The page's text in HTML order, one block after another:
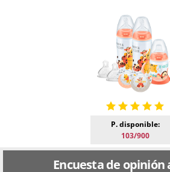
P. disponible:
103/900
Encuesta de opinión